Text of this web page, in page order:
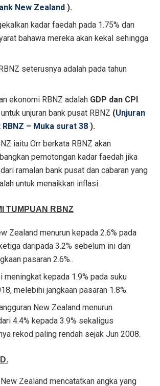
New Zealand ).
kadar faedah pada 1.75% dan
bahawa mereka akan kekal sehingga
seterusnya adalah pada tahun
ekonomi RBNZ adalah GDP dan CPI.
unjuran bank pusat RBNZ (Unjuran
RBNZ – Muka surat 38 ).
iaitu Orr berkata RBNZ akan
pemotongan kadar faedah jika
ramalan bank pusat dan cabaran yang
untuk menaikkan inflasi.
TUMPUAN RBNZ
Zealand menurun kepada 2.6% pada
daripada 3.2% sebelum ini dan
pasaran 2.6%..
meningkat kepada 1.9% pada suku
melebihi jangkaan pasaran 1.8%.
New Zealand menurun
4.4% kepada 3.9% sekaligus
rekod paling rendah sejak Jun 2008.
Zealand mencatatkan angka yang